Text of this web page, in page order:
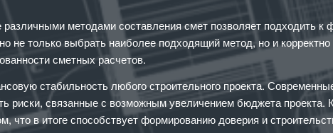
методами составления смет позволяет подходить к
не только выбрать наиболее подходящий метод, но и
сметных расчетов.
стабильность любого строительного проекта.
риски, связанные с возможным увеличением бюджета проекта.
что в итоге способствует формированию доверия и